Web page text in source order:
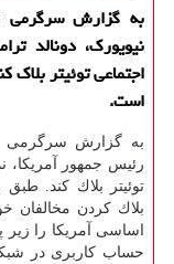
به گزارش سرگرمی
نیویورك، دونالد
اجتماعی توئیتر بلاك
است.
به گزارش سرگرمی
رئیس جمهور آمریكا،
توئیتر بلاك كند.
بلاك كردن مخالفان
اساسی آمریكا را
حساب كاربری در